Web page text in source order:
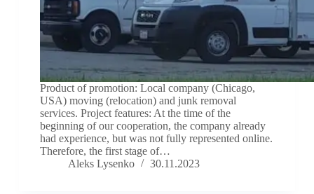
Product of promotion: Local company (Chicago,
USA) moving (relocation) and junk removal
services. Project features: At the time of the
beginning of our cooperation, the company already
had experience, but was not fully represented online.
Therefore, the first stage of…
Aleks Lysenko
30.11.2023